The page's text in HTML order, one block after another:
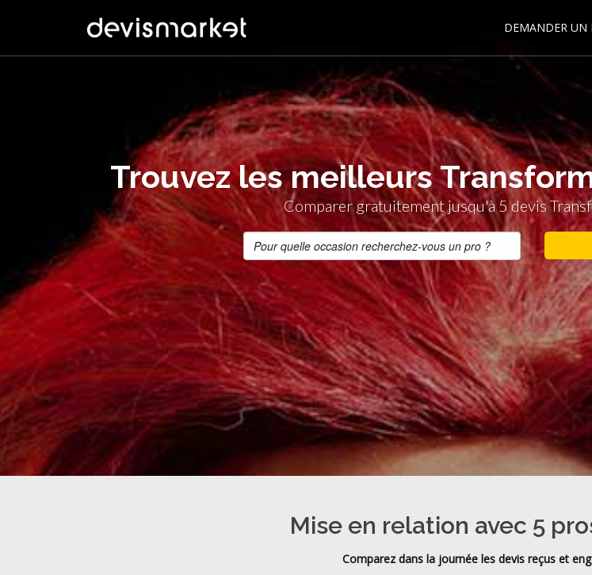
DEMANDER UN
Trouvez les meilleurs
Comparer gratuitement jusqu'à 5 devis
Mise en relation avec 5
Comparez dans la journée les devis reçus et